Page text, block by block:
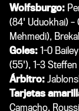
Wolfsburgo:
(84' Uduokhai) –
Mehmedi),
Goles: 1-0
(55'), 1-3
Árbitro:
Tarjetas
Camacho,